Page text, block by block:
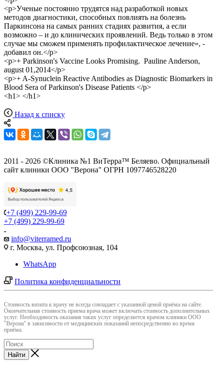
<p>Ученые постоянно трудятся над разработкой новых
методов диагностики, способных повлиять на болезнь
Паркинсона на самых ранних стадиях развития, а если
возможно – и до клинических проявлений. Ведь только в этом
случае мы сможем применять профилактическое лечение», -
добавил он.</p>
<p>+ Parkinson's Vaccine Looks Promising. Pauline Anderson,
august 01,2014</p>
<p>+ A-Synuclein Reactive Antibodies as Diagnostic Biomarkers in
Blood Sera of Parkinson's Disease Patients </p>
<h1> </h1>
Назад к списку
2011 - 2026 ©Клиника №1 ВиТерра™ Беляево. Официальный
сайт клиники ООО "Верона" ОГРН 1097746528220
+7 (499) 229-99-69
+7 (499) 229-99-69
info@viterramed.ru
г. Москва, ул. Профсоюзная, 104
WhatsApp
Политика конфиденциальности
Cтоимость визита к врачу не всегда совпадает с указанной ценой приёма на сайте.
Окончательная стоимость приема врача может включать стоимость дополнительных
услуг. Необходимость оказания таких услуг определяется врачом клиники ООО
"Верона" в зависимости от медицинских показаний непосредственно во время
приёма.
Найти